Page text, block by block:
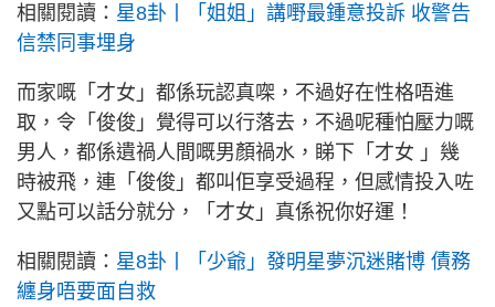
相關閱讀： 星8卦丨「姐姐」講嘢最鍾意投訴 收警告
信禁同事埋身
而家嘅「才女」都係玩認真㗎，不過好在性格唔進
取，令「俊俊」覺得可以行落去，不過呢種怕壓力嘅
男人，都係遺禍人間嘅男顏禍水，睇下「才女 」幾
時被飛，連「俊俊」都叫佢享受過程，但感情投入咗
又點可以話分就分，「才女」真係祝你好運！
相關閱讀： 星8卦丨「少爺」發明星夢沉迷賭博 債務
纏身唔要面自救